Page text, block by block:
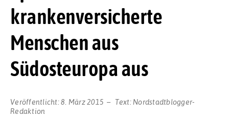
krankenversicherte
Menschen aus
Südosteuropa aus
Veröffentlicht:8. März 2015 Text: Nordstadtblogger-
Redaktion